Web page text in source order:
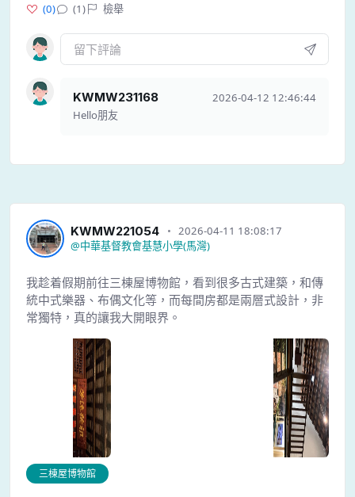
(0) (1) 檢舉
KWMW231168
2026-04-12 12:46:44
Hello朋友
KWMW221054
2026-04-11 18:08:17
@中華基督教會基慧小學(馬灣)
我趁着假期前往三棟屋博物館，看到很多古式建築，和傳
統中式樂器、布偶文化等，而每間房都是兩層式設計，非
常獨特，真的讓我大開眼界。
三棟屋博物館